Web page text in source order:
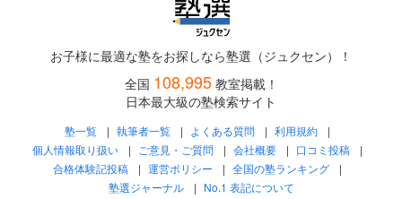
お子様に最適な塾をお探しなら塾選（ジュクセン）！
全国 108,995 教室掲載！
日本最大級の塾検索サイト
塾一覧 執筆者一覧 よくある質問
利用規約
個人情報取り扱い
ご意見・ご質問 会社概要
口コミ投稿
合格体験記投稿
運営ポリシー
全国の塾ランキング
塾選ジャーナル
No.1 表記について